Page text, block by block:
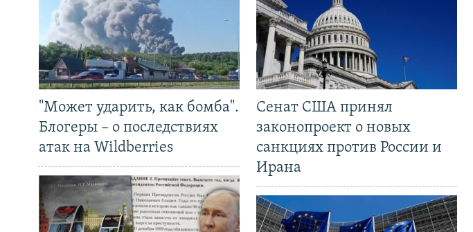
"Может ударить, как бомба".
Блогеры – о последствиях
атак на Wildberries
Сенат США принял
законопроект о новых
санкциях против России и
Ирана